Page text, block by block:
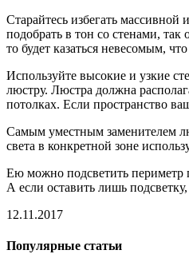
Старайтесь избегать
подобрать в тон со стенами,
то будет казаться невесомым,
Используйте высокие и узкие
люстру. Люстра должна
потолках. Если пространство
Самым уместным заменителем
света в конкретной зоне
Ею можно подсветить периметр
А если оставить лишь
12.11.2017
Популярные статьи